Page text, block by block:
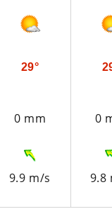
29°
0 mm
9.9 m/s
0
9.8